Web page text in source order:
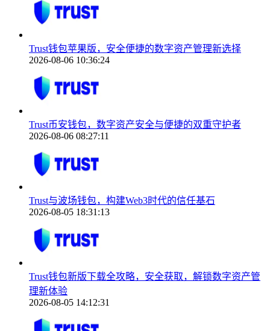
Trust钱包苹果版，安全便捷的数字资产管理新选择
2026-08-06 10:36:24
Trust币安钱包，数字资产安全与便捷的双重守护者
2026-08-06 08:27:11
Trust与波场钱包，构建Web3时代的信任基石
2026-08-05 18:31:13
Trust钱包新版下载全攻略，安全获取，解锁数字资产管
理新体验
2026-08-05 14:12:31